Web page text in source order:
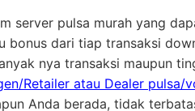
server pulsa murah yang
bonus dari tiap transaksi
nya transaksi maupun
Retailer atau Dealer pulsa/
Anda berada, tidak